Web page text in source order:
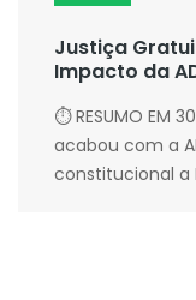
Justiça
Impacto da
⏱ RESUMO EM
acabou com a
constitucional a